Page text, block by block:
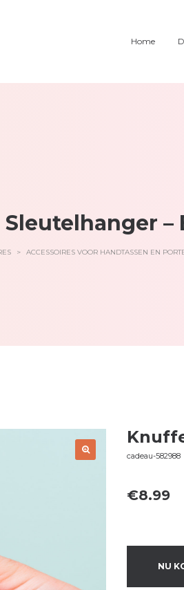
Home
–
> ACCESSOIRES VOOR HANDTASSEN EN
cadeau-582988
€8.99
NU